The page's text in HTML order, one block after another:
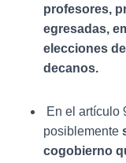
profesores,
egresadas,
elecciones
decanos.
En el artículo
posiblemente
cogobierno